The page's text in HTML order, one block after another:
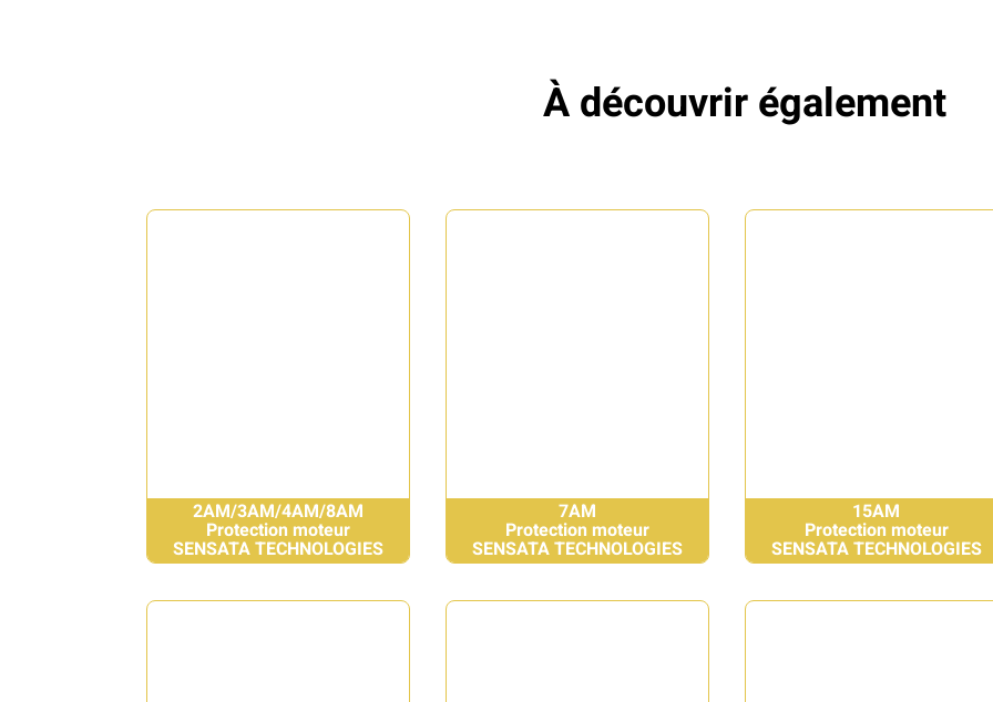
À découvrir également
2AM/3AM/4AM/8AM
Protection moteur
SENSATA TECHNOLOGIES
7AM
Protection moteur
SENSATA TECHNOLOGIES
15AM
Protection moteur
SENSATA TECHNOLOGIES